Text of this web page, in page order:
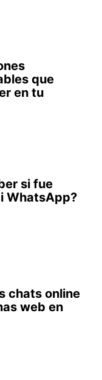
que
en tu
si fue
WhatsApp?
chats online
web en